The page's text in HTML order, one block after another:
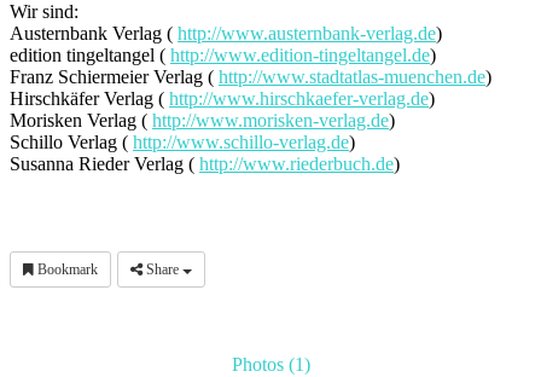
Wir sind:
Austernbank Verlag ( http://www.austernbank-verlag.de)
edition tingeltangel ( http://www.edition-tingeltangel.de)
Franz Schiermeier Verlag ( http://www.stadtatlas-muenchen.de)
Hirschkäfer Verlag ( http://www.hirschkaefer-verlag.de)
Morisken Verlag ( http://www.morisken-verlag.de)
Schillo Verlag ( http://www.schillo-verlag.de)
Susanna Rieder Verlag ( http://www.riederbuch.de)
Bookmark Share
Photos (1)